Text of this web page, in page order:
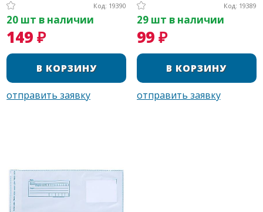
Код: 19390
20 шт в наличии
149 ₽
Код: 19389
29 шт в наличии
99 ₽